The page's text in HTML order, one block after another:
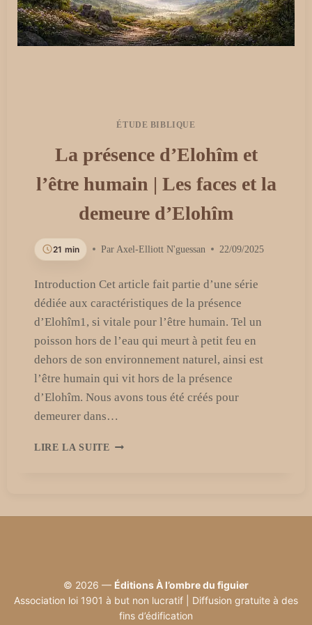
ÉTUDE BIBLIQUE
La présence d’Elohîm et
l’être humain | Les faces et la
demeure d’Elohîm
21 min Par Axel-Elliott N'guessan 22/09/2025
Introduction Cet article fait partie d’une série
dédiée aux caractéristiques de la présence
d’Elohîm1, si vitale pour l’être humain. Tel un
poisson hors de l’eau qui meurt à petit feu en
dehors de son environnement naturel, ainsi est
l’être humain qui vit hors de la présence
d’Elohîm. Nous avons tous été créés pour
demeurer dans…
LIRE LA SUITE LA
HUMAIN
LA
DEMEURE
D’ELOHÎM
© 2026 — Éditions À l’ombre du figuier
Association loi 1901 à but non lucratif | Diffusion gratuite à des
fins d’édification